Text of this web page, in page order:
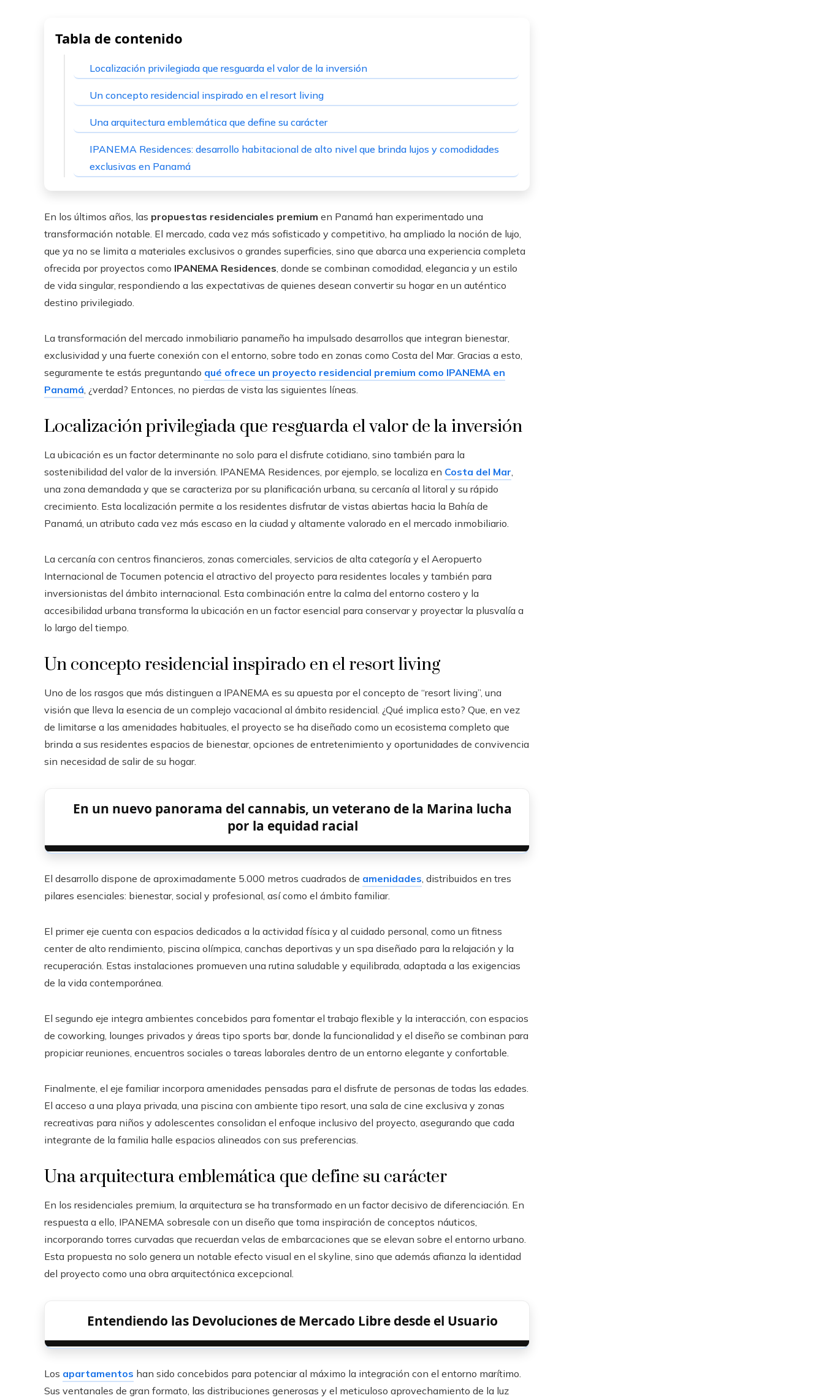
Tabla de contenido
Localización privilegiada que resguarda el valor de la inversión
Un concepto residencial inspirado en el resort living
Una arquitectura emblemática que define su carácter
IPANEMA Residences: desarrollo habitacional de alto nivel que brinda lujos y comodidades
exclusivas en Panamá
En los últimos años, las propuestas residenciales premium en Panamá han experimentado una
transformación notable. El mercado, cada vez más sofisticado y competitivo, ha ampliado la noción de lujo,
que ya no se limita a materiales exclusivos o grandes superficies, sino que abarca una experiencia completa
ofrecida por proyectos como IPANEMA Residences, donde se combinan comodidad, elegancia y un estilo
de vida singular, respondiendo a las expectativas de quienes desean convertir su hogar en un auténtico
destino privilegiado.
La transformación del mercado inmobiliario panameño ha impulsado desarrollos que integran bienestar,
exclusividad y una fuerte conexión con el entorno, sobre todo en zonas como Costa del Mar. Gracias a esto,
seguramente te estás preguntando qué ofrece un proyecto residencial premium como IPANEMA en
Panamá, ¿verdad? Entonces, no pierdas de vista las siguientes líneas.
Localización privilegiada que resguarda el valor de la inversión
La ubicación es un factor determinante no solo para el disfrute cotidiano, sino también para la
sostenibilidad del valor de la inversión. IPANEMA Residences, por ejemplo, se localiza en Costa del Mar,
una zona demandada y que se caracteriza por su planificación urbana, su cercanía al litoral y su rápido
crecimiento. Esta localización permite a los residentes disfrutar de vistas abiertas hacia la Bahía de
Panamá, un atributo cada vez más escaso en la ciudad y altamente valorado en el mercado inmobiliario.
La cercanía con centros financieros, zonas comerciales, servicios de alta categoría y el Aeropuerto
Internacional de Tocumen potencia el atractivo del proyecto para residentes locales y también para
inversionistas del ámbito internacional. Esta combinación entre la calma del entorno costero y la
accesibilidad urbana transforma la ubicación en un factor esencial para conservar y proyectar la plusvalía a
lo largo del tiempo.
Un concepto residencial inspirado en el resort living
Uno de los rasgos que más distinguen a IPANEMA es su apuesta por el concepto de “resort living”, una
visión que lleva la esencia de un complejo vacacional al ámbito residencial. ¿Qué implica esto? Que, en vez
de limitarse a las amenidades habituales, el proyecto se ha diseñado como un ecosistema completo que
brinda a sus residentes espacios de bienestar, opciones de entretenimiento y oportunidades de convivencia
sin necesidad de salir de su hogar.
En un nuevo panorama del cannabis, un veterano de la Marina lucha
por la equidad racial
El desarrollo dispone de aproximadamente 5.000 metros cuadrados de amenidades, distribuidos en tres
pilares esenciales: bienestar, social y profesional, así como el ámbito familiar.
El primer eje cuenta con espacios dedicados a la actividad física y al cuidado personal, como un fitness
center de alto rendimiento, piscina olímpica, canchas deportivas y un spa diseñado para la relajación y la
recuperación. Estas instalaciones promueven una rutina saludable y equilibrada, adaptada a las exigencias
de la vida contemporánea.
El segundo eje integra ambientes concebidos para fomentar el trabajo flexible y la interacción, con espacios
de coworking, lounges privados y áreas tipo sports bar, donde la funcionalidad y el diseño se combinan para
propiciar reuniones, encuentros sociales o tareas laborales dentro de un entorno elegante y confortable.
Finalmente, el eje familiar incorpora amenidades pensadas para el disfrute de personas de todas las edades.
El acceso a una playa privada, una piscina con ambiente tipo resort, una sala de cine exclusiva y zonas
recreativas para niños y adolescentes consolidan el enfoque inclusivo del proyecto, asegurando que cada
integrante de la familia halle espacios alineados con sus preferencias.
Una arquitectura emblemática que define su carácter
En los residenciales premium, la arquitectura se ha transformado en un factor decisivo de diferenciación. En
respuesta a ello, IPANEMA sobresale con un diseño que toma inspiración de conceptos náuticos,
incorporando torres curvadas que recuerdan velas de embarcaciones que se elevan sobre el entorno urbano.
Esta propuesta no solo genera un notable efecto visual en el skyline, sino que además afianza la identidad
del proyecto como una obra arquitectónica excepcional.
Entendiendo las Devoluciones de Mercado Libre desde el Usuario
Los apartamentos han sido concebidos para potenciar al máximo la integración con el entorno marítimo.
Sus ventanales de gran formato, las distribuciones generosas y el meticuloso aprovechamiento de la luz